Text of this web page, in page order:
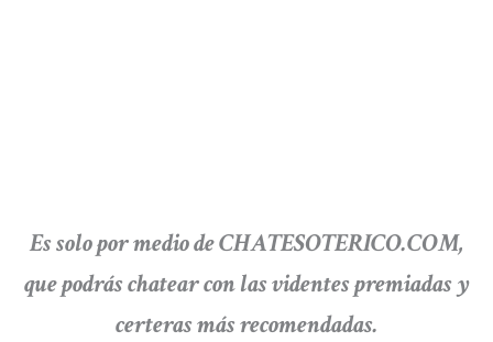
Es solo por medio de CHATESOTERICO.COM,
que podrás chatear con las videntes premiadas y
certeras más recomendadas.